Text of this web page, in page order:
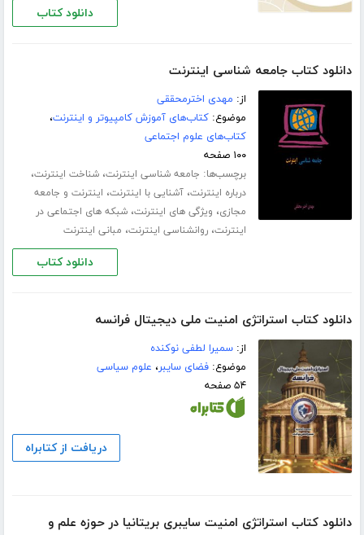
دانلود کتاب
دانلود کتاب جامعه شناسی اینترنت
از: مهدی اخترمحققی
موضوع:کتاب‌های آموزش کامپیوتر و اینترنت،
کتاب‌های علوم اجتماعی
۱۰۰ صفحه
برچسب‌ها: جامعه شناسی اینترنت،شناخت اینترنت،
درباره اینترنت،آشنایی با اینترنت، اینترنت و جامعه
مجازی، ویژگی های اینترنت،شبکه های اجتماعی در
اینترنت،روانشناسی اینترنت، مبانی اینترنت
دانلود کتاب
دانلود کتاب استراتژی امنیت ملی دیجیتال فرانسه
از:سمیرا لطفی نوکنده
موضوع:فضای سایبر، علوم سیاسی
۵۴ صفحه
دریافت از کتابراه
دانلود کتاب استراتژی امنیت سایبری بریتانیا در حوزه علم و